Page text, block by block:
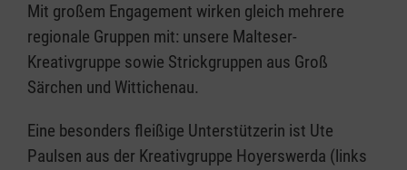
Mit großem Engagement wirken gleich mehrere
regionale Gruppen mit: unsere Malteser-
Kreativgruppe sowie Strickgruppen aus Groß
Särchen und Wittichenau.
Eine besonders fleißige Unterstützerin ist Ute
Paulsen aus der Kreativgruppe Hoyerswerda (links